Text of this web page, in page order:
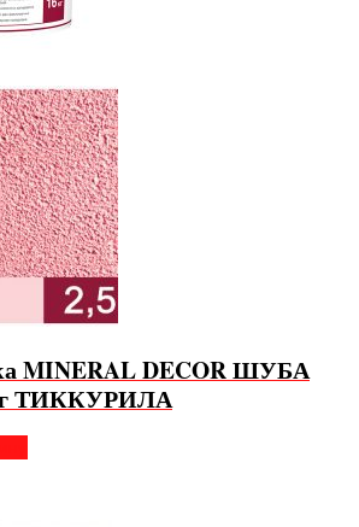
MINERAL DECOR ШУБА
ТИККУРИЛА